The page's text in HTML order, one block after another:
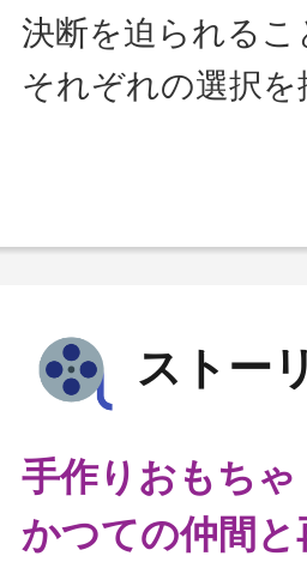
決断を迫られる
それぞれの選択を
ストー
手作りおもち
かつての仲間